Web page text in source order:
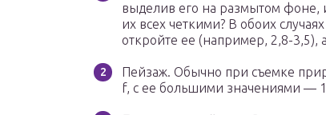
выделив его на размытом фоне,
их всех четкими? В обоих
откройте ее (например, 2,8-3,5),
Пейзаж. Обычно при съемке
f, с ее большими значениями —